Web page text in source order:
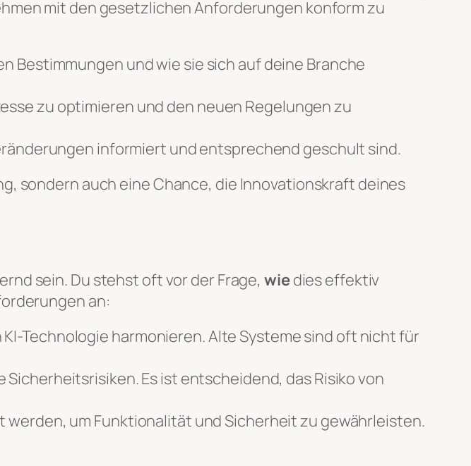
mit den gesetzlichen Anforderungen konform zu
Bestimmungen und wie sie sich auf deine Branche
zu optimieren und den neuen Regelungen zu
informiert und entsprechend geschult sind.
sondern auch eine Chance, die Innovationskraft deines
sein. Du stehst oft vor der Frage, wiedies effektiv
an:
Technologie harmonieren. Alte Systeme sind oft nicht für
Es ist entscheidend, das Risiko von
um Funktionalität und Sicherheit zu gewährleisten.